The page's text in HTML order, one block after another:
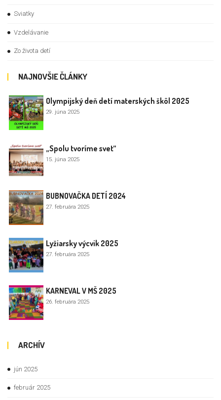
Sviatky
Vzdelávanie
Zo života detí
NAJNOVŠIE ČLÁNKY
Olympijský deň detí materských škôl 2025
29. júna 2025
„Spolu tvoríme svet“
15. júna 2025
BUBNOVAČKA DETÍ 2024
27. februára 2025
Lyžiarsky výcvik 2025
27. februára 2025
KARNEVAL V MŠ 2025
26. februára 2025
ARCHÍV
jún 2025
február 2025